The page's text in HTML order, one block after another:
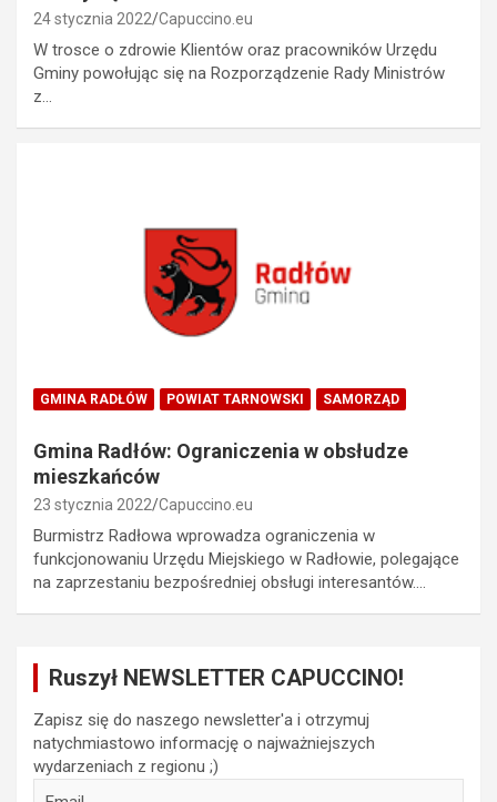
24 stycznia 2022 Capuccino.eu
W trosce o zdrowie Klientów oraz pracowników Urzędu
Gminy powołując się na Rozporządzenie Rady Ministrów
z…
GMINA RADŁÓW POWIAT TARNOWSKI SAMORZĄD
Gmina Radłów: Ograniczenia w obsłudze
mieszkańców
23 stycznia 2022 Capuccino.eu
Burmistrz Radłowa wprowadza ograniczenia w
funkcjonowaniu Urzędu Miejskiego w Radłowie, polegające
na zaprzestaniu bezpośredniej obsługi interesantów.…
Ruszył NEWSLETTER CAPUCCINO!
Zapisz się do naszego newsletter'a i otrzymuj
natychmiastowo informację o najważniejszych
wydarzeniach z regionu ;)